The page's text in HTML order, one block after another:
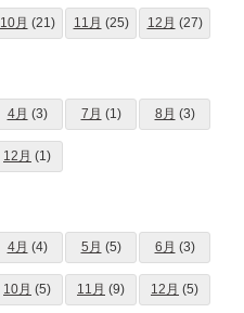
10月 (21) 11月 (25) 12月 (27)
4月 (3) 7月 (1) 8月 (3)
12月 (1)
4月 (4) 5月 (5) 6月 (3)
10月 (5) 11月 (9) 12月 (5)